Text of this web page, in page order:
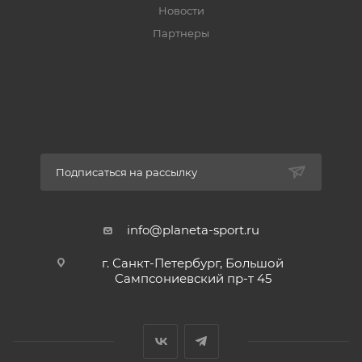
Новости
Партнеры
Подписаться на рассылку
info@planeta-sport.ru
г. Санкт-Петербург, Большой
Сампсониевский пр-т 45